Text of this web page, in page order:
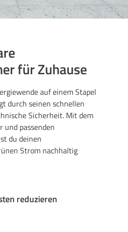
für Zuhause
auf einem Stapel
durch seinen schnellen
Sicherheit. Mit dem
und passenden
du deinen
Strom nachhaltig
reduzieren